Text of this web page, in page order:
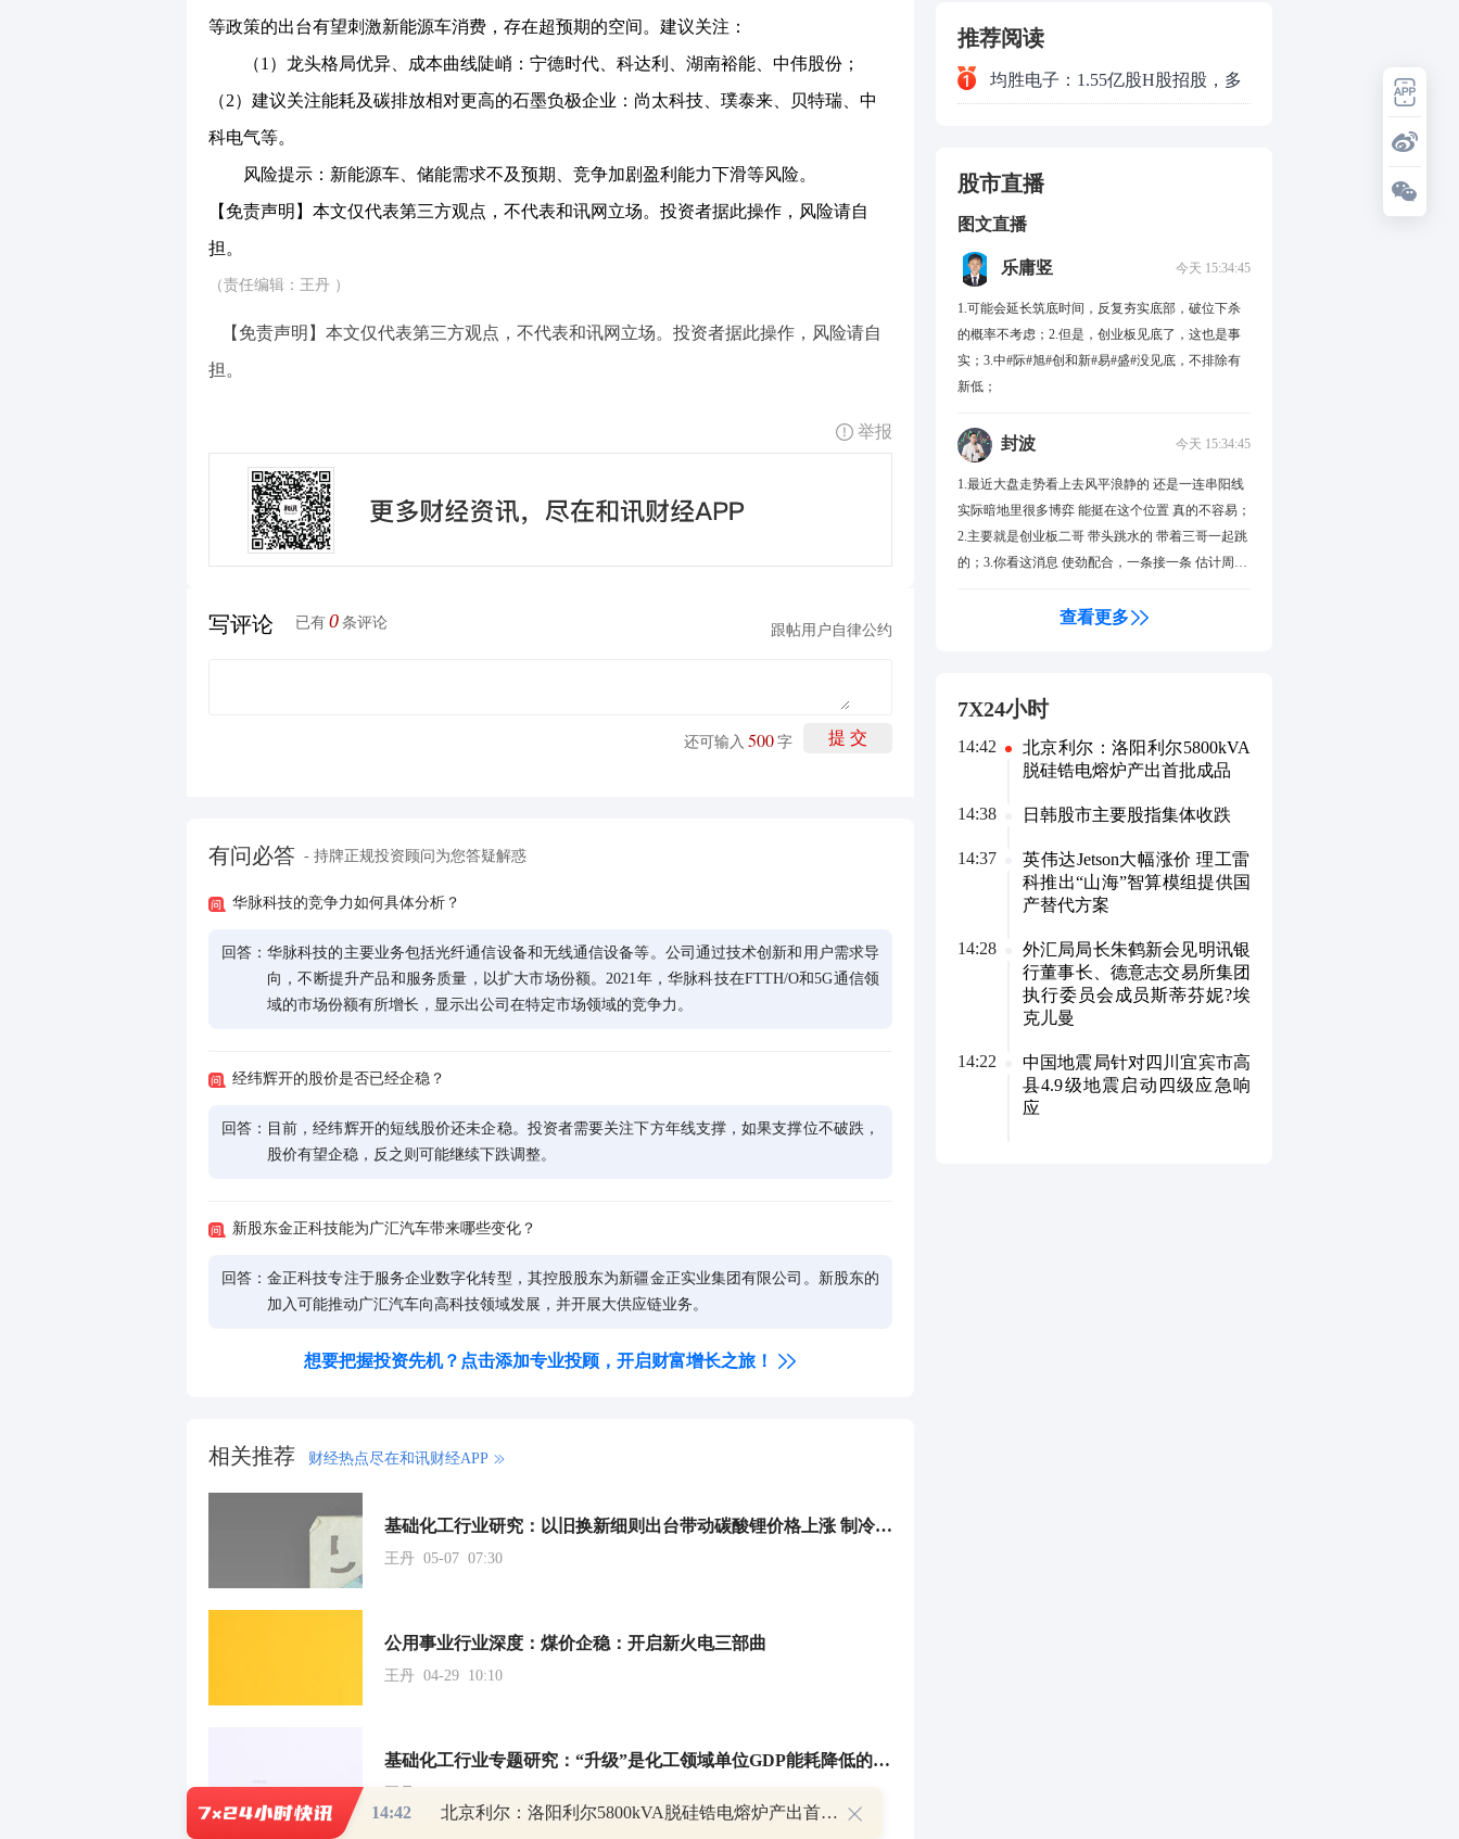
等政策的出台有望刺激新能源车消费，存在超预期的空间。建议关注：
（1）龙头格局优异、成本曲线陡峭：宁德时代、科达利、湖南裕能、中伟股份；
（2）建议关注能耗及碳排放相对更高的石墨负极企业：尚太科技、璞泰来、贝特瑞、中
科电气等。
风险提示：新能源车、储能需求不及预期、竞争加剧盈利能力下滑等风险。
【免责声明】本文仅代表第三方观点，不代表和讯网立场。投资者据此操作，风险请自
担。
（责任编辑：王丹 ）
【免责声明】本文仅代表第三方观点，不代表和讯网立场。投资者据此操作，风险请自
担。
举报
写评论 已有 0 条评论 跟帖用户自律公约
提 交
还可输入 500 字
有问必答 - 持牌正规投资顾问为您答疑解惑
华脉科技的竞争力如何具体分析？
回答： 华脉科技的主要业务包括光纤通信设备和无线通信设备等。公司通过技术创新和用户需求导
向，不断提升产品和服务质量，以扩大市场份额。2021年，华脉科技在FTTH/O和5G通信领
域的市场份额有所增长，显示出公司在特定市场领域的竞争力。
经纬辉开的股价是否已经企稳？
回答： 目前，经纬辉开的短线股价还未企稳。投资者需要关注下方年线支撑，如果支撑位不破跌，
股价有望企稳，反之则可能继续下跌调整。
新股东金正科技能为广汇汽车带来哪些变化？
回答： 金正科技专注于服务企业数字化转型，其控股股东为新疆金正实业集团有限公司。新股东的
加入可能推动广汇汽车向高科技领域发展，并开展大供应链业务。
想要把握投资先机？点击添加专业投顾，开启财富增长之旅！
相关推荐 财经热点尽在和讯财经APP
基础化工行业研究：以旧换新细则出台带动碳酸锂价格上涨 制冷剂延续强势
王丹 05-07 07:30
公用事业行业深度：煤价企稳：开启新火电三部曲
王丹 04-29 10:10
基础化工行业专题研究：“升级”是化工领域单位GDP能耗降低的主要推动力
推荐阅读
均胜电子：1.55亿股H股招股，多
股市直播
图文直播
乐庸竖 今天 15:34:45
1.可能会延长筑底时间，反复夯实底部，破位下杀
的概率不考虑；2.但是，创业板见底了，这也是事
实；3.中#际#旭#创和新#易#盛#没见底，不排除有
新低；
封波 今天 15:34:45
1.最近大盘走势看上去风平浪静的 还是一连串阳线
实际暗地里很多博弈 能挺在这个位置 真的不容易；
2.主要就是创业板二哥 带头跳水的 带着三哥一起跳
的；3.你看这消息 使劲配合，一条接一条 估计周末
查看更多
7X24小时
14:42
北京利尔：洛阳利尔5800kVA
脱硅锆电熔炉产出首批成品
14:38 日韩股市主要股指集体收跌
14:37
英伟达Jetson大幅涨价 理工雷
科推出“山海”智算模组提供国
产替代方案
14:28
外汇局局长朱鹤新会见明讯银
行董事长、德意志交易所集团
执行委员会成员斯蒂芬妮?埃
克儿曼
14:22
中国地震局针对四川宜宾市高
县4.9级地震启动四级应急响
应
14:42 北京利尔：洛阳利尔5800kVA脱硅锆电熔炉产出首批成品